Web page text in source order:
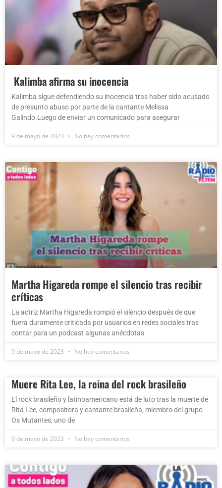
Kalimba afirma su inocencia
Kalimba sigue defendiendo su inocencia tras haber sido acusado
de presunto abuso por parte de la cantante Melissa
Galindo.Luego de enviar un comunicado para asegurar
9 de mayo de 2023 No hay comentarios
Martha Higareda rompe el silencio tras recibir
críticas
La actriz Martha Higareda rompió el silencio después de que
fuera duramente criticada por usuarios en redes sociales tras
contar para un podcast algunas anécdotas
9 de mayo de 2023 No hay comentarios
Muere Rita Lee, la reina del rock brasileño
El rock brasileño y latinoamericano está de luto tras la muerte de
Rita Lee, compositora y cantante brasileña, miembro del grupo
Os Mutantes, uno de
9 de mayo de 2023 No hay comentarios